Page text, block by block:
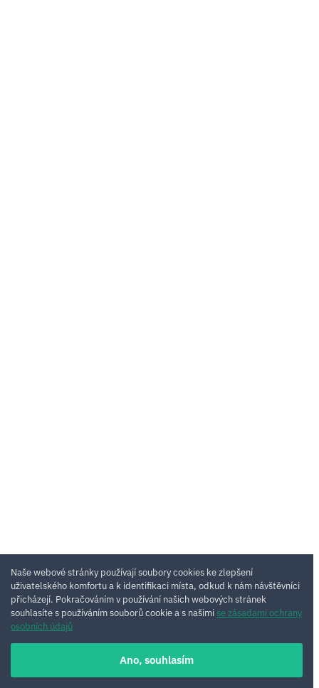
Naše webové stránky používají soubory cookies ke zlepšení
uživatelského komfortu a k identifikaci místa, odkud k nám návštěvníci
přicházejí. Pokračováním v používání našich webových stránek
souhlasíte s používáním souborů cookie a s našimi se zásadami ochrany
osobních údajů
Ano, souhlasím